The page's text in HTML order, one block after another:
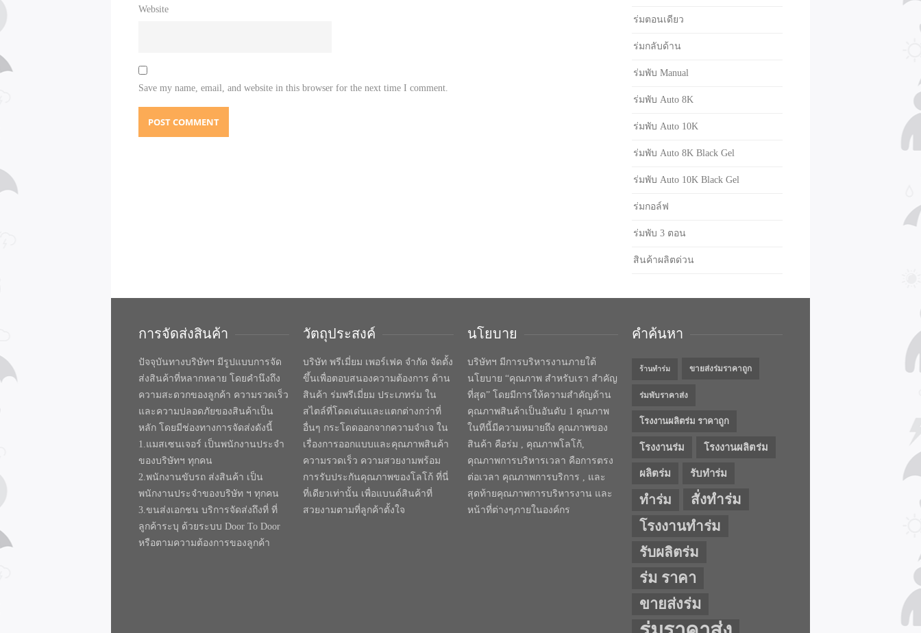
Website
Save my name, email, and website in this browser for the next time I comment.
ร่มตอนเดียว
ร่มกลับด้าน
ร่มพับ Manual
ร่มพับ Auto 8K
ร่มพับ Auto 10K
ร่มพับ Auto 8K Black Gel
ร่มพับ Auto 10K Black Gel
ร่มกอล์ฟ
ร่มพับ 3 ตอน
สินค้าผลิตด่วน
การจัดส่งสินค้า
ปัจจุบันทางบริษัทฯ มีรูปแบบการจัด
ส่งสินค้าที่หลากหลาย โดยคำนึงถึง
ความสะดวกของลูกค้า ความรวดเร็ว
และความปลอดภัยของสินค้าเป็น
หลัก โดยมีช่องทางการจัดส่งดังนี้
1.แมสเซนเจอร์ เป็นพนักงานประจำ
ของบริษัทฯ ทุกคน
2.พนักงานขับรถ ส่งสินค้า เป็น
พนักงานประจำของบริษัท ฯ ทุกคน
3.ขนส่งเอกชน บริการจัดส่งถึงที่ ที่
ลูกค้าระบุ ด้วยระบบ Door To Door
หรือตามความต้องการของลูกค้า
วัตถุประสงค์
บริษัท พรีเมี่ยม เพอร์เฟค จำกัด จัดตั้ง
ขึ้นเพื่อตอบสนองความต้องการ ด้าน
สินค้า ร่มพรีเมี่ยม ประเภทร่ม ใน
สไตล์ที่โดดเด่นและแตกต่างกว่าที่
อื่นๆ กระโดดออกจากความจำเจ ใน
เรื่องการออกแบบและคุณภาพสินค้า
ความรวดเร็ว ความสวยงามพร้อม
การรับประกันคุณภาพของโลโก้ ที่นี่
ที่เดียวเท่านั้น เพื่อแบนด์สินค้าที่
สวยงามตามที่ลูกค้าตั้งใจ
นโยบาย
บริษัทฯ มีการบริหารงานภายใต้
นโยบาย “คุณภาพ สำหรับเรา สำคัญ
ที่สุด” โดยมีการให้ความสำคัญด้าน
คุณภาพสินค้าเป็นอันดับ 1 คุณภาพ
ในทีนี้มีความหมายถึง คุณภาพของ
สินค้า คือร่ม , คุณภาพโลโก้,
คุณภาพการบริหารเวลา คือการตรง
ต่อเวลา คุณภาพการบริการ , และ
สุดท้ายคุณภาพการบริหารงาน และ
หน้าที่ต่างๆภายในองค์กร
คำค้นหา
ร้านทำร่ม ขายส่งร่มราคาถูก
ร่มพับราคาส่ง
โรงงานผลิตร่ม ราคาถูก
โรงงานร่ม โรงงานผลิตร่ม
ผลิตร่ม รับทำร่ม
ทำร่ม
สั่งทำร่ม
โรงงานทำร่ม
รับผลิตร่ม
ร่ม ราคา
ขายส่งร่ม